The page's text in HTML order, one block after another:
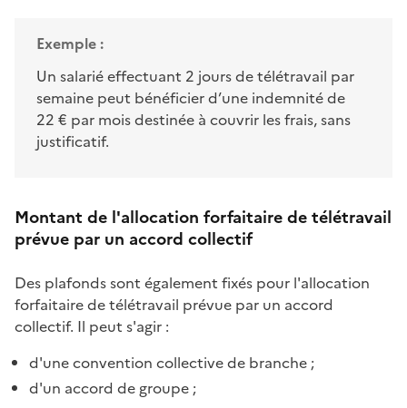
Exemple :
Un salarié effectuant 2 jours de télétravail par
semaine peut bénéficier d’une indemnité de
22 € par mois destinée à couvrir les frais, sans
justificatif.
Montant de l'allocation forfaitaire de télétravail
prévue par un accord collectif
Des plafonds sont également fixés pour l'allocation
forfaitaire de télétravail prévue par un accord
collectif. Il peut s'agir :
d'une convention collective de branche ;
d'un accord de groupe ;